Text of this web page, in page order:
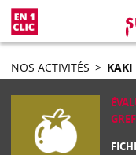
NOS ACTIVITÉS > KAKI